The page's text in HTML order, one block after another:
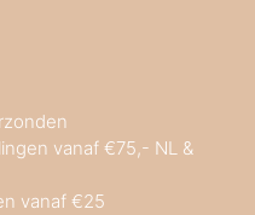
vanaf €75,- NL &
vanaf €25